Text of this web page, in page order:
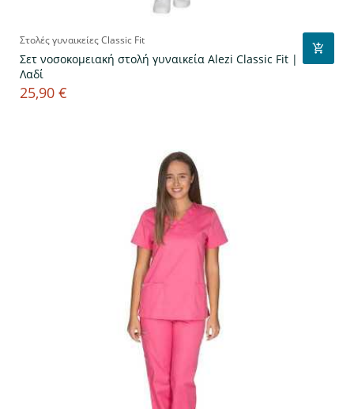
Στολές γυναικείες Classic Fit
Σετ νοσοκομειακή στολή γυναικεία Alezi Classic Fit |
Λαδί
Τιμή
25,90 €